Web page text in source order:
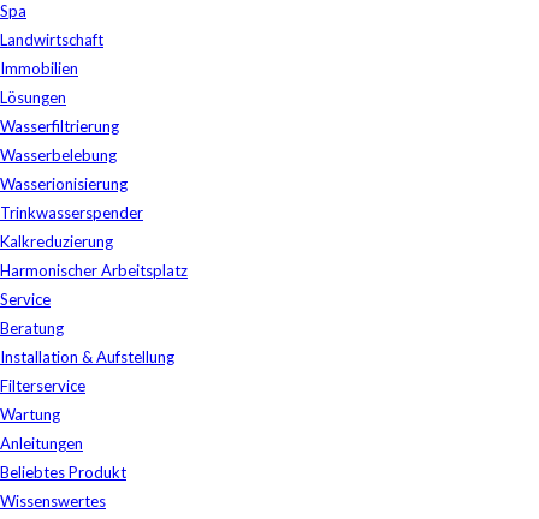
Spa
Landwirtschaft
Immobilien
Lösungen
Wasserfiltrierung
Wasserbelebung
Wasserionisierung
Trinkwasserspender
Kalkreduzierung
Harmonischer Arbeitsplatz
Service
Beratung
Installation & Aufstellung
Filterservice
Wartung
Anleitungen
Beliebtes Produkt
Wissenswertes